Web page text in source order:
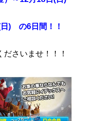
) の6日間！！
さいませ！！！